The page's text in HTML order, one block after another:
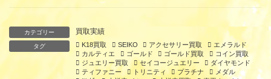
カテゴリー 買取実績
タグ K18買取 SEIKO アクセサリー買取
エメラルド
カルティエ
ゴールド ゴールド買取
コイン買取
ジュエリー買取
セイコージュエリー
ダイヤモンド
ティファニー
トリニティ プラチナ
メダル